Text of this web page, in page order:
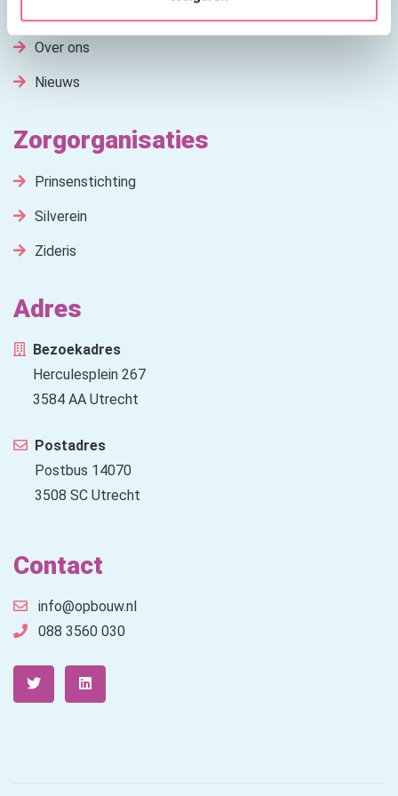
Over ons
Nieuws
Zorgorganisaties
Prinsenstichting
Silverein
Zideris
Adres
Bezoekadres
Herculesplein 267
3584 AA Utrecht
Postadres
Postbus 14070
3508 SC Utrecht
Contact
info@opbouw.nl
088 3560 030
Twitter